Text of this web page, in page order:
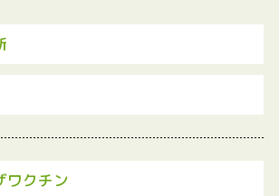
ワクチン
項